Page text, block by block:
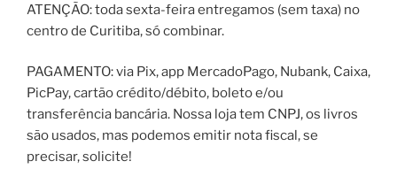
ATENÇÃO: toda sexta-feira entregamos (sem taxa) no
centro de Curitiba, só combinar.
PAGAMENTO: via Pix, app MercadoPago, Nubank, Caixa,
PicPay, cartão crédito/débito, boleto e/ou
transferência bancária. Nossa loja tem CNPJ, os livros
são usados, mas podemos emitir nota fiscal, se
precisar, solicite!